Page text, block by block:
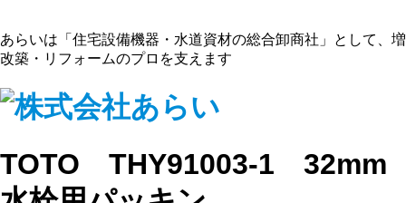
あらいは「住宅設備機器・水道資材の総合卸商社」として、増
改築・リフォームのプロを支えます
TOTO THY91003-1 32mm